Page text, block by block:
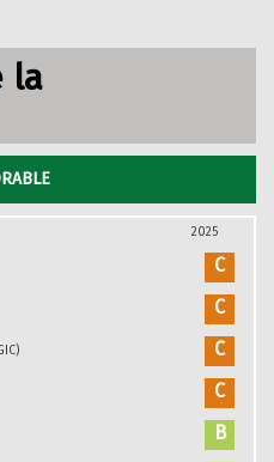
la
2025
C
C
C
C
B